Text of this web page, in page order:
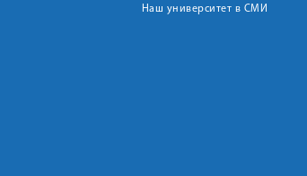
Наш университет в СМИ